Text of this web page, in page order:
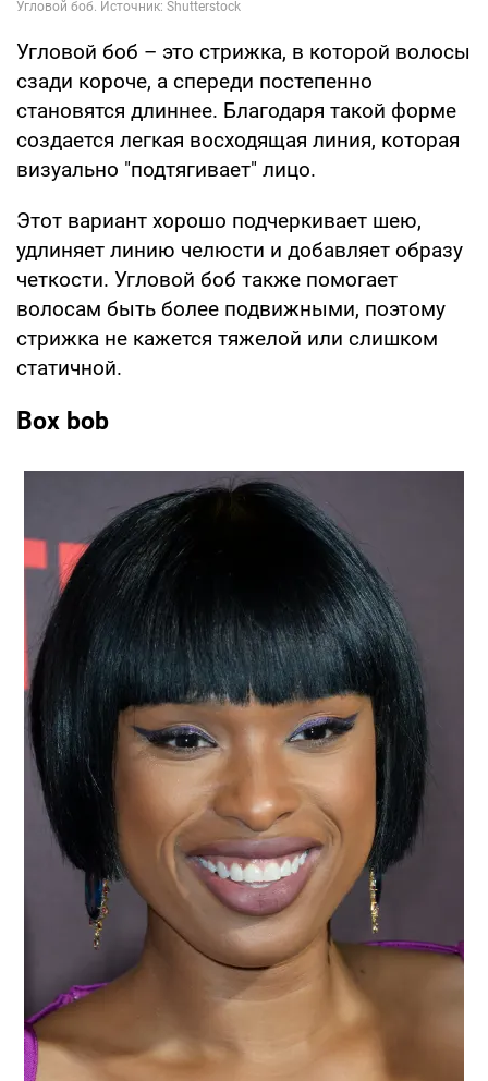
Угловой боб – это стрижка, в которой волосы
сзади короче, а спереди постепенно
становятся длиннее. Благодаря такой форме
создается легкая восходящая линия, которая
визуально "подтягивает" лицо.
Этот вариант хорошо подчеркивает шею,
удлиняет линию челюсти и добавляет образу
четкости. Угловой боб также помогает
волосам быть более подвижными, поэтому
стрижка не кажется тяжелой или слишком
статичной.
Box bob